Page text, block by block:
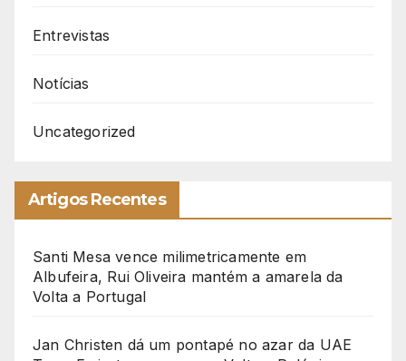
Entrevistas
Notícias
Uncategorized
Artigos Recentes
Santi Mesa vence milimetricamente em
Albufeira, Rui Oliveira mantém a amarela da
Volta a Portugal
Jan Christen dá um pontapé no azar da UAE